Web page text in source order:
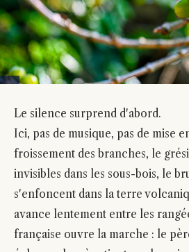
Le silence surprend d'abord.
Ici, pas de musique, pas de mise
froissement des branches, le
invisibles dans les sous-bois, le
s'enfoncent dans la terre
avance lentement entre les
française ouvre la marche : le